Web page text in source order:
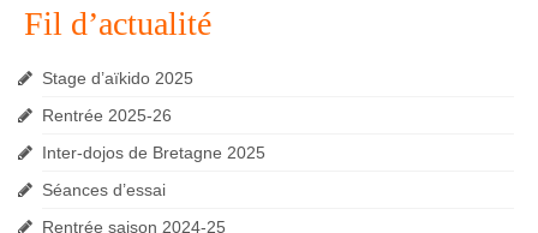
Fil d’actualité
Stage d’aïkido 2025
Rentrée 2025-26
Inter-dojos de Bretagne 2025
Séances d’essai
Rentrée saison 2024-25